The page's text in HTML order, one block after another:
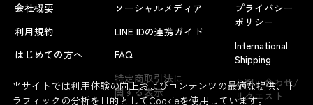
よくあるお問い合わせ
会社概要
利用規約
はじめての方へ
ソーシャルメディア
LINE IDの連携ガイド
FAQ
特定商取引法に
関する表示
プライバシー
ポリシー
International
Shipping
お問い合わせ/
リクエスト
当サイトでは利用体験の向上およびコンテンツの最適な提供、ト
ラフィックの分析を目的としてCookieを使用しています。